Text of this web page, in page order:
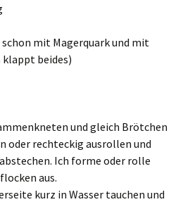
schon mit Magerquark und mit
klappt beides)
und gleich Brötchen
oder rechteckig ausrollen und
Ich forme oder rolle
aus.
kurz in Wasser tauchen und